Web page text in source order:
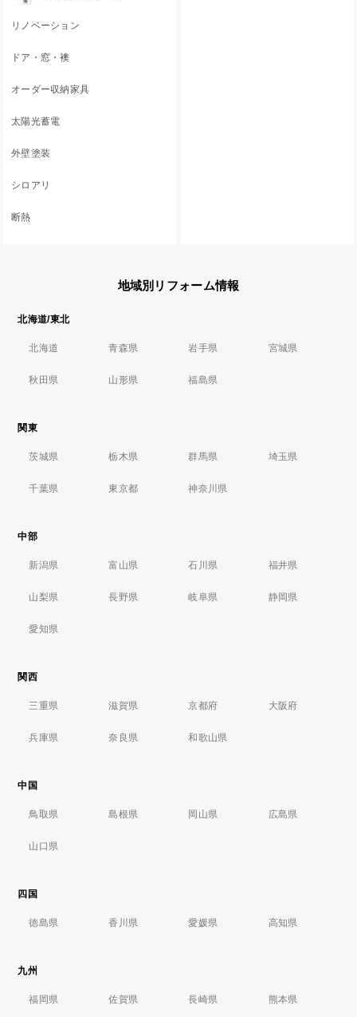
リノベーション
ドア・窓・襖
オーダー収納家具
太陽光蓄電
外壁塗装
シロアリ
断熱
地域別リフォーム情報
北海道/東北
北海道 青森県 岩手県 宮城県
秋田県 山形県 福島県
関東
茨城県 栃木県 群馬県 埼玉県
千葉県 東京都 神奈川県
中部
新潟県 富山県 石川県 福井県
山梨県 長野県 岐阜県 静岡県
愛知県
関西
三重県 滋賀県 京都府 大阪府
兵庫県 奈良県 和歌山県
中国
鳥取県 島根県 岡山県 広島県
山口県
四国
徳島県 香川県 愛媛県 高知県
九州
福岡県 佐賀県 長崎県 熊本県